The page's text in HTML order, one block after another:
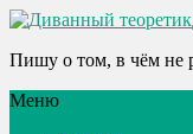
Пишу о том, в чём не
Меню